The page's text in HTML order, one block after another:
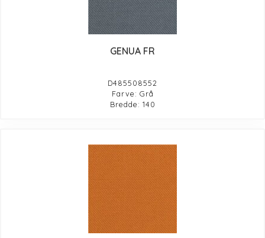
GENUA FR
D485508552
Farve: Grå
Bredde: 140